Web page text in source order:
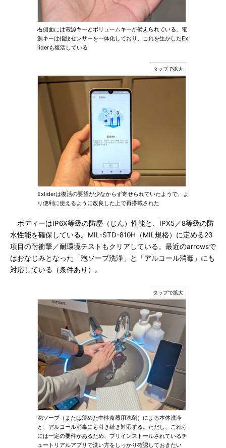
右側面には電源キーとボリュームキーが備えられている。電
源キーは指紋センサーを一体化しており、これを生かしたEx
liderも復活している
Exliderは復活の要望が少なからず寄せられていたようで、よ
り便利に使えるように改良した上で再搭載された
ボディーはIP6X等級の防塵（じん）性能と、IPX5／8等級の防
水性能を確保している。MIL-STD-810H（MIL規格）に定める23
項目の耐衝撃／耐環境テストもクリアしている。最近のarrowsで
はおなじみとなった「泡ソープ洗浄」と「アルコール消毒」にも
対応している（条件あり）。
泡ソープ（または薄めた中性食器用洗剤）による本体洗浄
と、アルコール消毒にも引き続き対応する。ただし、これら
には一定の要件があるため、プリインストールされているチ
ュートリアルアプリで洗い方をしっかり確認しておきたい